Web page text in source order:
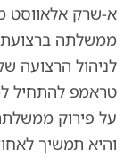
א-שרק אלאווסט
ממשלתה ברצועת
לניהול הרצועה
טראמפ להתחיל
על פירוק
והיא תמשיך